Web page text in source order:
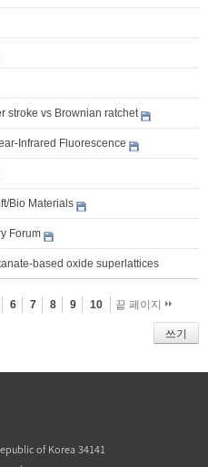
stroke vs Brownian ratchet
Infrared Fluorescence
Bio Materials
Forum
based oxide superlattices
6 7 8 9 10 끝 페이지
쓰기
of Korea 34141